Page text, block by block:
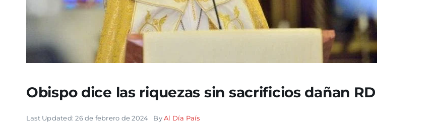
Obispo dice las riquezas sin sacrificios dañan RD
Last Updated: 26 de febrero de 2024 ByAl Día País